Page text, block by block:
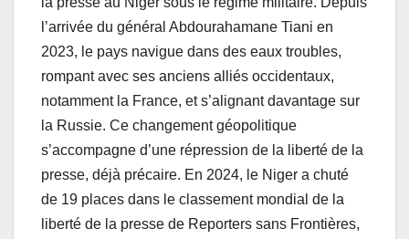
l’arrivée du général Abdourahamane Tiani en
2023, le pays navigue dans des eaux troubles,
rompant avec ses anciens alliés occidentaux,
notamment la France, et s’alignant davantage sur
la Russie. Ce changement géopolitique
s’accompagne d’une répression de la liberté de la
presse, déjà précaire. En 2024, le Niger a chuté
de 19 places dans le classement mondial de la
liberté de la presse de Reporters sans Frontières,